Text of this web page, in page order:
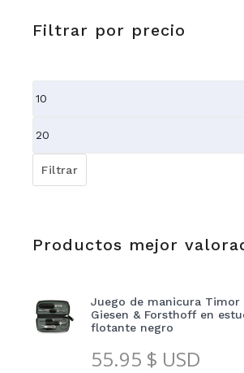
Filtrar por precio
Precio
Precio
máximo
Filtrar
Productos mejor
Juego de manicura Timor
Giesen & Forsthoff en
flotante negro
55.95 $ USD